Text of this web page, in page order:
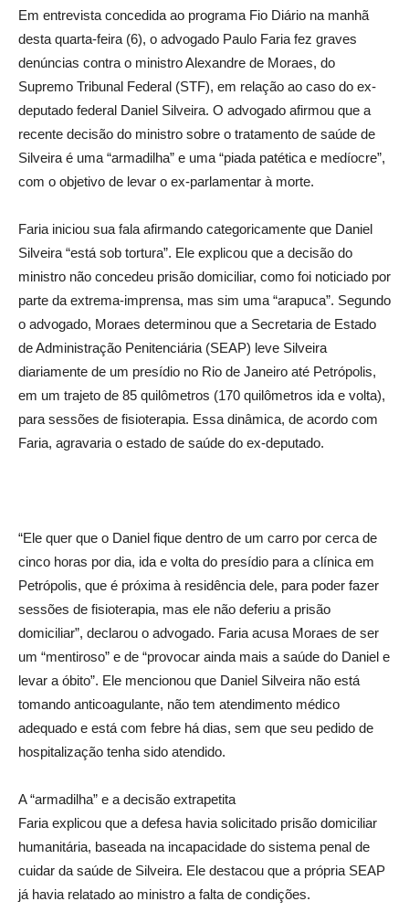
Em entrevista concedida ao programa Fio Diário na manhã
desta quarta-feira (6), o advogado Paulo Faria fez graves
denúncias contra o ministro Alexandre de Moraes, do
Supremo Tribunal Federal (STF), em relação ao caso do ex-
deputado federal Daniel Silveira. O advogado afirmou que a
recente decisão do ministro sobre o tratamento de saúde de
Silveira é uma “armadilha” e uma “piada patética e medíocre”,
com o objetivo de levar o ex-parlamentar à morte.
Faria iniciou sua fala afirmando categoricamente que Daniel
Silveira “está sob tortura”. Ele explicou que a decisão do
ministro não concedeu prisão domiciliar, como foi noticiado por
parte da extrema-imprensa, mas sim uma “arapuca”. Segundo
o advogado, Moraes determinou que a Secretaria de Estado
de Administração Penitenciária (SEAP) leve Silveira
diariamente de um presídio no Rio de Janeiro até Petrópolis,
em um trajeto de 85 quilômetros (170 quilômetros ida e volta),
para sessões de fisioterapia. Essa dinâmica, de acordo com
Faria, agravaria o estado de saúde do ex-deputado.
“Ele quer que o Daniel fique dentro de um carro por cerca de
cinco horas por dia, ida e volta do presídio para a clínica em
Petrópolis, que é próxima à residência dele, para poder fazer
sessões de fisioterapia, mas ele não deferiu a prisão
domiciliar”, declarou o advogado. Faria acusa Moraes de ser
um “mentiroso” e de “provocar ainda mais a saúde do Daniel e
levar a óbito”. Ele mencionou que Daniel Silveira não está
tomando anticoagulante, não tem atendimento médico
adequado e está com febre há dias, sem que seu pedido de
hospitalização tenha sido atendido.
A “armadilha” e a decisão extrapetita
Faria explicou que a defesa havia solicitado prisão domiciliar
humanitária, baseada na incapacidade do sistema penal de
cuidar da saúde de Silveira. Ele destacou que a própria SEAP
já havia relatado ao ministro a falta de condições.